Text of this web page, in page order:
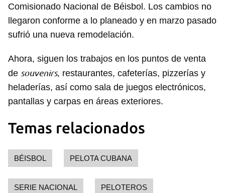
Para poder guardar como favorito, primero has de
iniciar sesión con tu cuenta de 14ymedio.
INICIAR SESIÓN CANCELAR
Comisionado Nacional de Béisbol. Los cambios no
llegaron conforme a lo planeado y en marzo pasado
sufrió una nueva remodelación.
Ahora, siguen los trabajos en los puntos de venta
de souvenirs, restaurantes, cafeterías, pizzerías y
heladerías, así como sala de juegos electrónicos,
pantallas y carpas en áreas exteriores.
Temas relacionados
BÉISBOL PELOTA CUBANA
SERIE NACIONAL PELOTEROS